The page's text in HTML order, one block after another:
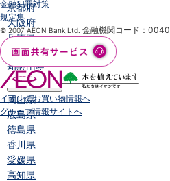
京都府
大阪府
兵庫県
奈良県
和歌山県
中国／四国
岡山県
広島県
徳島県
香川県
愛媛県
高知県
金融犯罪対策
規定集
© 2007 AEON Bank,Ltd. 金融機関コード：0040
イオンのお買い物情報へ
グループ情報サイトへ